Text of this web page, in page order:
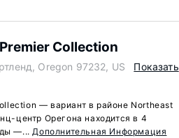
Collection
Oregon 97232, US
Показать
— вариант в районе Northeast
центр Орегона находится в 4
—...Дополнительная Информация